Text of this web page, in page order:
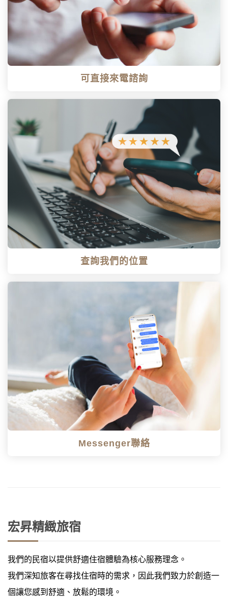
可直接來電諮詢
查詢我們的位置
Messenger聯絡
宏昇精緻旅宿
我們的民宿以提供舒適住宿體驗為核心服務理念。
我們深知旅客在尋找住宿時的需求，因此我們致力於創造一
個讓您感到舒適、放鬆的環境。